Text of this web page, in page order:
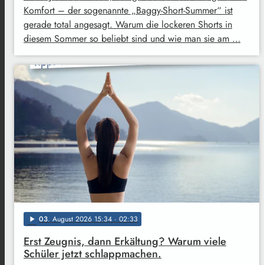
Komfort – der sogenannte „Baggy-Short-Summer“ ist
gerade total angesagt. Warum die lockeren Shorts in
diesem Sommer so beliebt sind und wie man sie am …
play_arrow 03. August 2026 15:34 · 02:33
Erst Zeugnis, dann Erkältung? Warum viele
Schüler jetzt schlappmachen.